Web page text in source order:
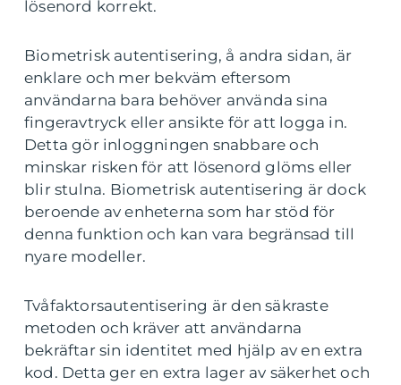
lösenord korrekt.
Biometrisk autentisering, å andra sidan, är
enklare och mer bekväm eftersom
användarna bara behöver använda sina
fingeravtryck eller ansikte för att logga in.
Detta gör inloggningen snabbare och
minskar risken för att lösenord glöms eller
blir stulna. Biometrisk autentisering är dock
beroende av enheterna som har stöd för
denna funktion och kan vara begränsad till
nyare modeller.
Tvåfaktorsautentisering är den säkraste
metoden och kräver att användarna
bekräftar sin identitet med hjälp av en extra
kod. Detta ger en extra lager av säkerhet och